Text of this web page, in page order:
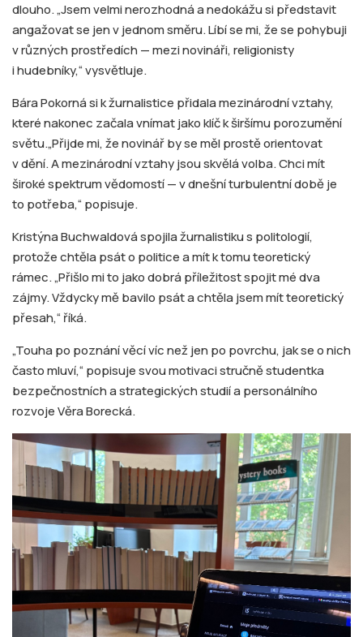
dlouho. „Jsem velmi nerozhodná a nedokážu si představit
angažovat se jen v jednom směru. Líbí se mi, že se pohybuji
v různých prostředích — mezi novináři, religionisty
i hudebníky,“ vysvětluje.
Bára Pokorná si k žurnalistice přidala mezinárodní vztahy,
které nakonec začala vnímat jako klíč k širšímu porozumění
světu.„Přijde mi, že novinář by se měl prostě orientovat
v dění. A mezinárodní vztahy jsou skvělá volba. Chci mít
široké spektrum vědomostí — v dnešní turbulentní době je
to potřeba,“ popisuje.
Kristýna Buchwaldová spojila žurnalistiku s politologií,
protože chtěla psát o politice a mít k tomu teoretický
rámec. „Přišlo mi to jako dobrá příležitost spojit mé dva
zájmy. Vždycky mě bavilo psát a chtěla jsem mít teoretický
přesah,“ říká.
„Touha po poznání věcí víc než jen po povrchu, jak se o nich
často mluví,“ popisuje svou motivaci stručně studentka
bezpečnostních a strategických studií a personálního
rozvoje Věra Borecká.